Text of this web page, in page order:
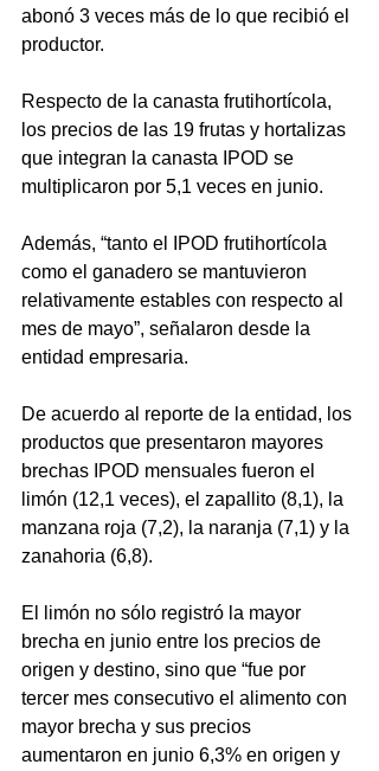
abonó 3 veces más de lo que recibió el
productor.
Respecto de la canasta frutihortícola,
los precios de las 19 frutas y hortalizas
que integran la canasta IPOD se
multiplicaron por 5,1 veces en junio.
Además, “tanto el IPOD frutihortícola
como el ganadero se mantuvieron
relativamente estables con respecto al
mes de mayo”, señalaron desde la
entidad empresaria.
De acuerdo al reporte de la entidad, los
productos que presentaron mayores
brechas IPOD mensuales fueron el
limón (12,1 veces), el zapallito (8,1), la
manzana roja (7,2), la naranja (7,1) y la
zanahoria (6,8).
El limón no sólo registró la mayor
brecha en junio entre los precios de
origen y destino, sino que “fue por
tercer mes consecutivo el alimento con
mayor brecha y sus precios
aumentaron en junio 6,3% en origen y